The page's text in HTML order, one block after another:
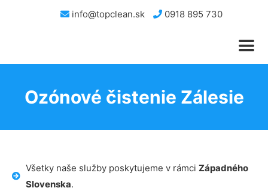
info@topclean.sk 0918 895 730
Ozónové čistenie Zálesie
Všetky naše služby poskytujeme v rámci Západného
Slovenska.